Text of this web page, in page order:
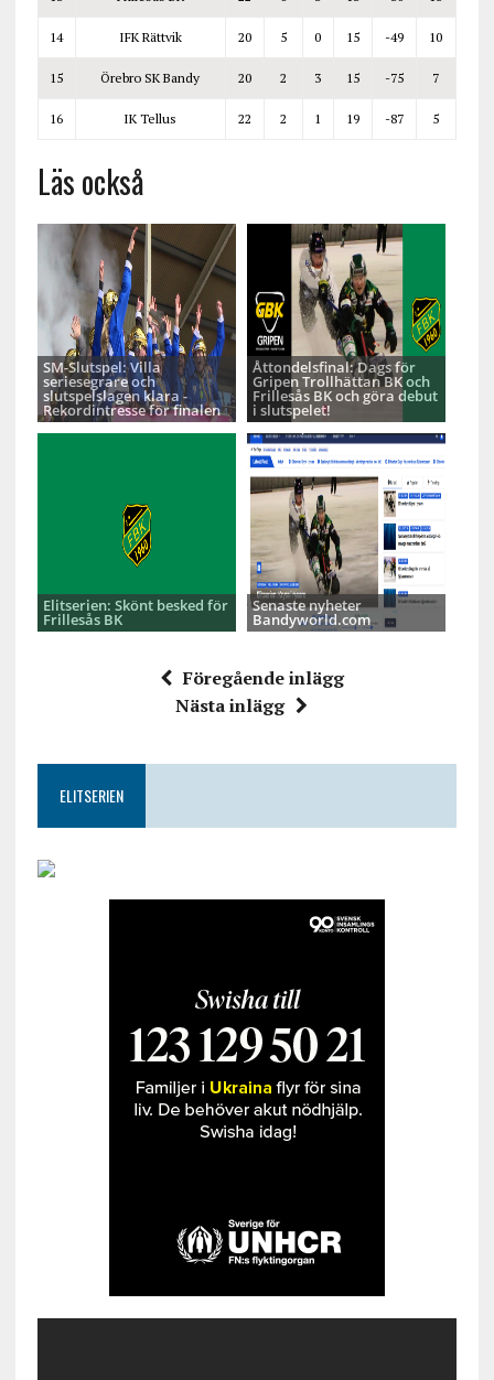
14 IFK Rättvik 20 5 0 15 -49 10
15 Örebro SK Bandy 20 2 3 15 -75 7
16 IK Tellus 22 2 1 19 -87 5
Läs också
SM-Slutspel: Villa
seriesegrare och
slutspelslagen klara -
Rekordintresse för finalen
Åttondelsfinal: Dags för
Gripen Trollhättan BK och
Frillesås BK och göra debut
i slutspelet!
Elitserien: Skönt besked för
Frillesås BK
Senaste nyheter
Bandyworld.com
Föregående inlägg
Nästa inlägg
ELITSERIEN